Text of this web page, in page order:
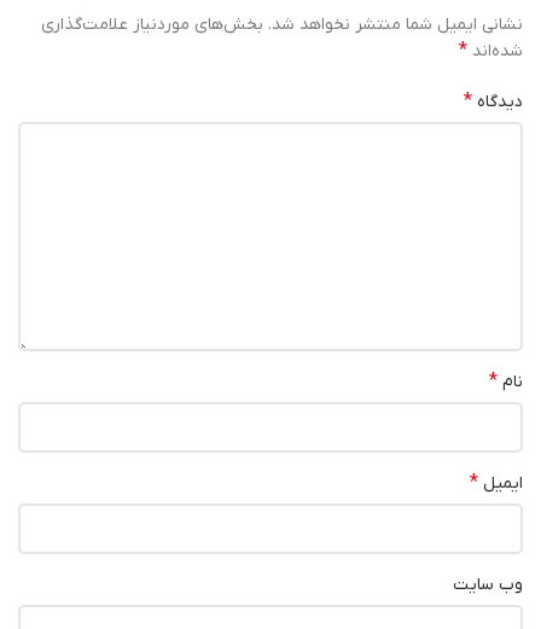
نشانی ایمیل شما منتشر نخواهد شد. بخش‌های موردنیاز علامت‌گذاری
شده‌اند *
دیدگاه *
نام *
ایمیل *
وب‌ سایت